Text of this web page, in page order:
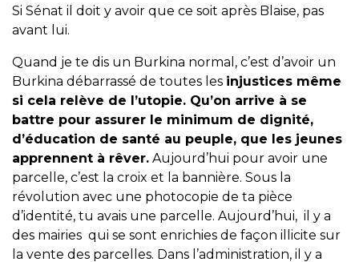
Si Sénat il doit y avoir que ce soit après Blaise, pas
avant lui.
Quand je te dis un Burkina normal, c’est d’avoir un
Burkina débarrassé de toutes les injustices même
si cela relève de l’utopie. Qu’on arrive à se
battre pour assurer le minimum de dignité,
d’éducation de santé au peuple, que les jeunes
apprennent à rêver. Aujourd’hui pour avoir une
parcelle, c’est la croix et la bannière. Sous la
révolution avec une photocopie de ta pièce
d’identité, tu avais une parcelle. Aujourd’hui, il y a
des mairies qui se sont enrichies de façon illicite sur
la vente des parcelles. Dans l’administration, il y a